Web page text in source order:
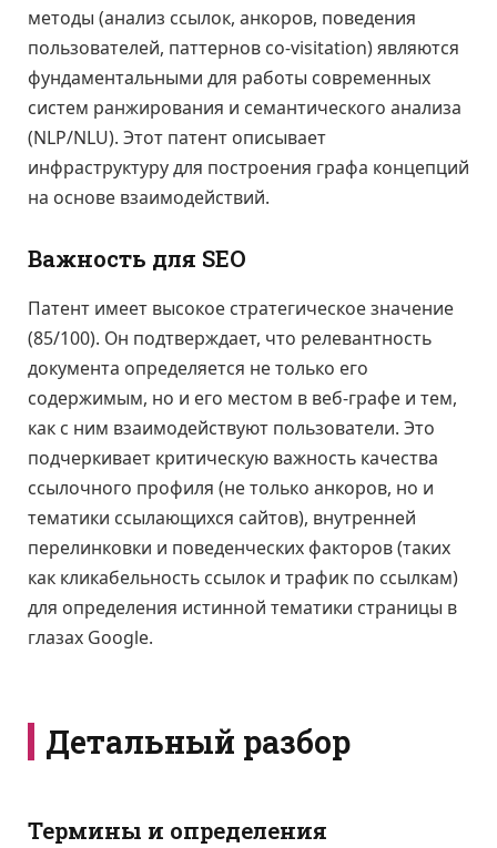
методы (анализ ссылок, анкоров, поведения
пользователей, паттернов co-visitation) являются
фундаментальными для работы современных
систем ранжирования и семантического анализа
(NLP/NLU). Этот патент описывает
инфраструктуру для построения графа концепций
на основе взаимодействий.
Важность для SEO
Патент имеет высокое стратегическое значение
(85/100). Он подтверждает, что релевантность
документа определяется не только его
содержимым, но и его местом в веб-графе и тем,
как с ним взаимодействуют пользователи. Это
подчеркивает критическую важность качества
ссылочного профиля (не только анкоров, но и
тематики ссылающихся сайтов), внутренней
перелинковки и поведенческих факторов (таких
как кликабельность ссылок и трафик по ссылкам)
для определения истинной тематики страницы в
глазах Google.
Детальный разбор
Термины и определения